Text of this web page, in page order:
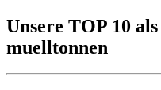
Unsere TOP 10
muelltonnen